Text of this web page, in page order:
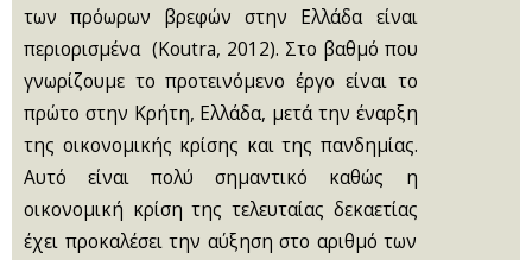
των πρόωρων βρεφών στην Ελλάδα είναι
περιορισμένα (Koutra, 2012). Στο βαθμό που
γνωρίζουμε το προτεινόμενο έργο είναι το
πρώτο στην Κρήτη, Ελλάδα, μετά την έναρξη
της οικονομικής κρίσης και της πανδημίας.
Αυτό είναι πολύ σημαντικό καθώς η
οικονομική κρίση της τελευταίας δεκαετίας
έχει προκαλέσει την αύξηση στο αριθμό των